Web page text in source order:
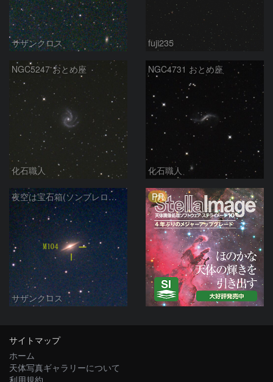
サザンクロス fuji235
NGC5247 おとめ座
化石職人
NGC4731 おとめ座
化石職人
夜空は宝石箱(ソンブレロ銀河 M104) Seestar50
サザンクロス
PR
サイトマップ
ホーム
天体写真ギャラリーについて